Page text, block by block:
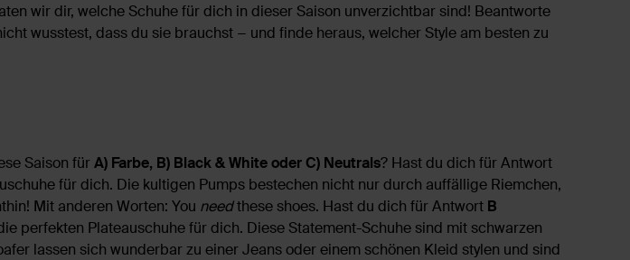
wir dir, welche Schuhe für dich in dieser Saison unverzichtbar sind! Beantworte
wusstest, dass du sie brauchst − und finde heraus, welcher Style am besten zu
Saison fürA) Farbe, B) Black & White oder C) Neutrals? Hast du dich für Antwort
für dich. Die kultigen Pumps bestechen nicht nur durch auffällige Riemchen,
Mit anderen Worten: You needthese shoes. Hast du dich für Antwort B
perfekten Plateauschuhe für dich. Diese Statement-Schuhe sind mit schwarzen
lassen sich wunderbar zu einer Jeans oder einem schönen Kleid stylen und sind